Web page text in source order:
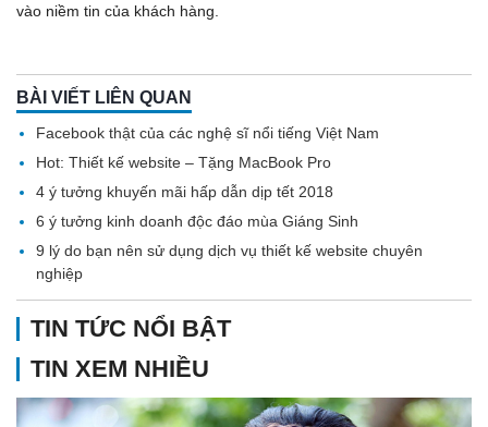
vào niềm tin của khách hàng.
BÀI VIẾT LIÊN QUAN
Facebook thật của các nghệ sĩ nổi tiếng Việt Nam
Hot: Thiết kế website – Tặng MacBook Pro
4 ý tưởng khuyến mãi hấp dẫn dịp tết 2018
6 ý tưởng kinh doanh độc đáo mùa Giáng Sinh
9 lý do bạn nên sử dụng dịch vụ thiết kế website chuyên
nghiệp
TIN TỨC NỔI BẬT
TIN XEM NHIỀU